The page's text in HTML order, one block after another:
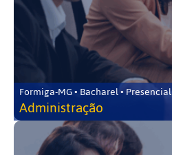
Formiga-MG • Bacharel • Presencial
Administração